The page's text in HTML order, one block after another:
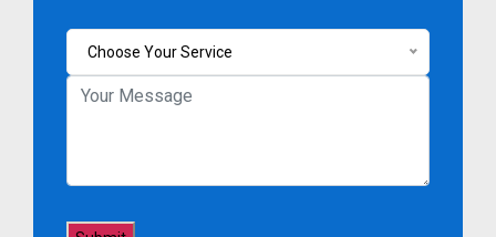
Choose Your Service